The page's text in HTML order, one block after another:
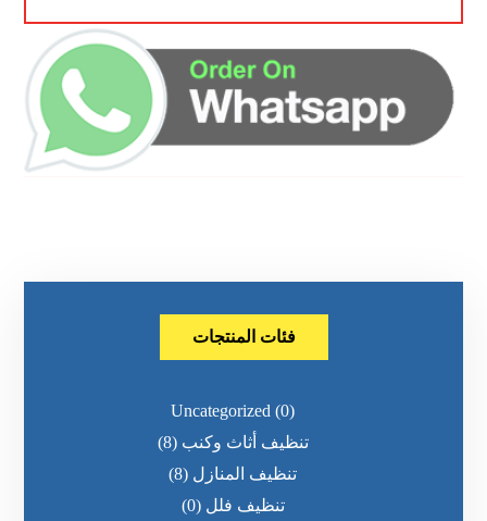
فئات المنتجات
Uncategorized (0)
تنظيف أثاث وكنب (8)
تنظيف المنازل (8)
تنظيف فلل (0)